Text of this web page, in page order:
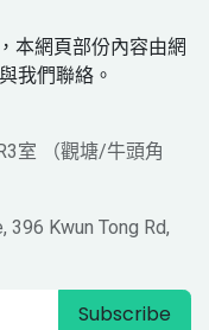
本網頁部份內容由網
我們聯絡。
室 （觀塘/牛頭角
396 Kwun Tong Rd,
Subscribe